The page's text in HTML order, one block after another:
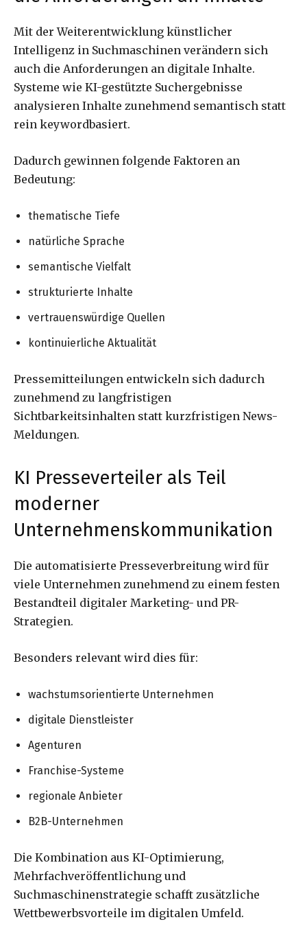
Mit der Weiterentwicklung künstlicher
Intelligenz in Suchmaschinen verändern sich
auch die Anforderungen an digitale Inhalte.
Systeme wie KI-gestützte Suchergebnisse
analysieren Inhalte zunehmend semantisch statt
rein keywordbasiert.
Dadurch gewinnen folgende Faktoren an
Bedeutung:
thematische Tiefe
natürliche Sprache
semantische Vielfalt
strukturierte Inhalte
vertrauenswürdige Quellen
kontinuierliche Aktualität
Pressemitteilungen entwickeln sich dadurch
zunehmend zu langfristigen
Sichtbarkeitsinhalten statt kurzfristigen News-
Meldungen.
KI Presseverteiler als Teil
moderner
Unternehmenskommunikation
Die automatisierte Presseverbreitung wird für
viele Unternehmen zunehmend zu einem festen
Bestandteil digitaler Marketing- und PR-
Strategien.
Besonders relevant wird dies für:
wachstumsorientierte Unternehmen
digitale Dienstleister
Agenturen
Franchise-Systeme
regionale Anbieter
B2B-Unternehmen
Die Kombination aus KI-Optimierung,
Mehrfachveröffentlichung und
Suchmaschinenstrategie schafft zusätzliche
Wettbewerbsvorteile im digitalen Umfeld.